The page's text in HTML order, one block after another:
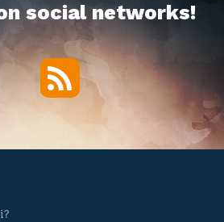
social networks!
RSS